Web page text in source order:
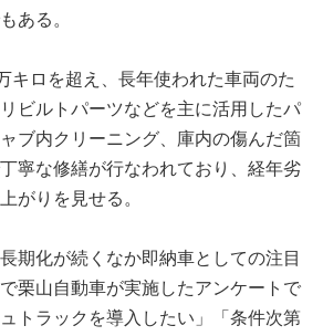
ある。
キロを超え、長年使われた車両のた
ビルトパーツなどを主に活用したパ
ブ内クリーニング、庫内の傷んだ箇
寧な修繕が行なわれており、経年劣
がりを見せる。
期化が続くなか即納車としての注目
栗山自動車が実施したアンケートで
トラックを導入したい」「条件次第